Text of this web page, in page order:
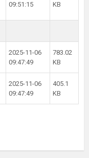
09:51:15
KB
2025-11-06
09:47:49
783.02
KB
2025-11-06
09:47:49
405.1
KB